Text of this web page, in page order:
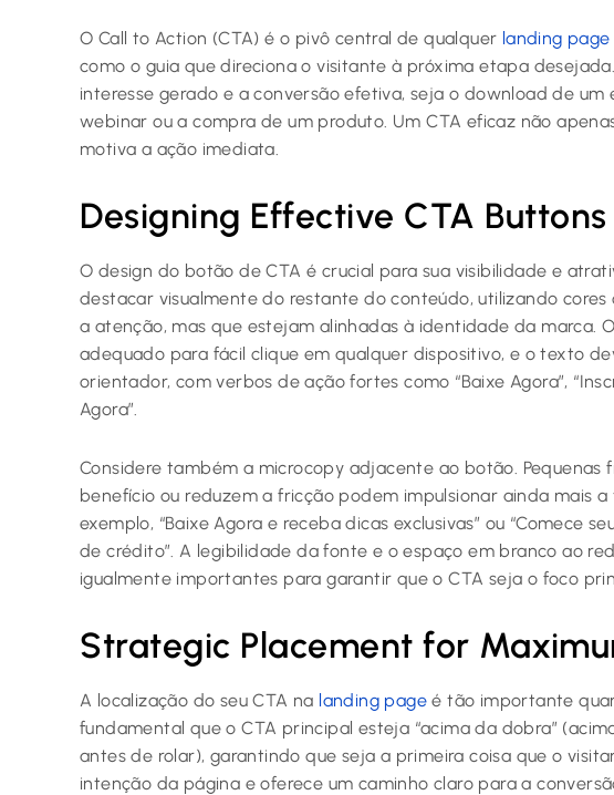
O Call to Action (CTA) é o pivô central de qualquer landing
como o guia que direciona o visitante à próxima etapa
interesse gerado e a conversão efetiva, seja o download de um
webinar ou a compra de um produto. Um CTA eficaz não
motiva a ação imediata.
Designing Effective CTA Buttons
O design do botão de CTA é crucial para sua visibilidade e
destacar visualmente do restante do conteúdo, utilizando
a atenção, mas que estejam alinhadas à identidade da marca.
adequado para fácil clique em qualquer dispositivo, e o texto
orientador, com verbos de ação fortes como “Baixe Agora”,
Agora”.
Considere também a microcopy adjacente ao botão. Pequenas
benefício ou reduzem a fricção podem impulsionar ainda mais a
exemplo, “Baixe Agora e receba dicas exclusivas” ou “Comece
de crédito”. A legibilidade da fonte e o espaço em branco ao
igualmente importantes para garantir que o CTA seja o foco
Strategic Placement for
A localização do seu CTA na landing page é tão importante
fundamental que o CTA principal esteja “acima da dobra”
antes de rolar), garantindo que seja a primeira coisa que o
intenção da página e oferece um caminho claro para a